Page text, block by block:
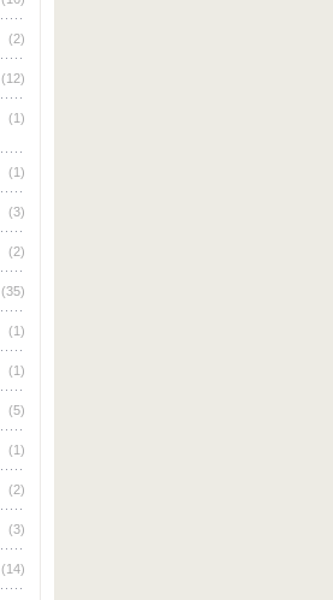
(2)
(12)
(1)
(1)
(3)
(2)
(35)
(1)
(1)
(5)
(1)
(2)
(3)
(14)